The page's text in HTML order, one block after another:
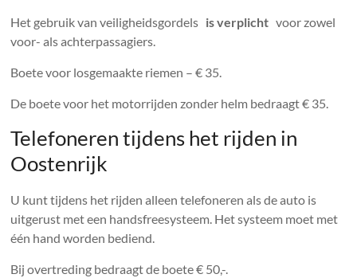
Het gebruik van veiligheidsgordels is verplicht voor zowel
voor- als achterpassagiers.
Boete voor losgemaakte riemen – € 35.
De boete voor het motorrijden zonder helm bedraagt ​​€ 35.
Telefoneren tijdens het rijden in
Oostenrijk
U kunt tijdens het rijden alleen telefoneren als de auto is
uitgerust met een handsfreesysteem. Het systeem moet met
één hand worden bediend.
Bij overtreding bedraagt ​​de boete € 50,-.